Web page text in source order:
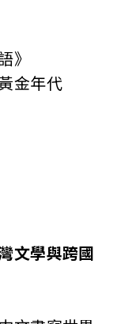
》
金年代
文學與跨國